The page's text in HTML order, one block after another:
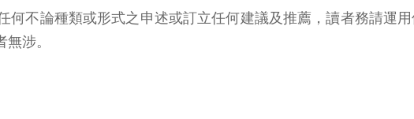
不論種類或形式之申述或訂立任何建議及推薦，讀者務請運
涉。